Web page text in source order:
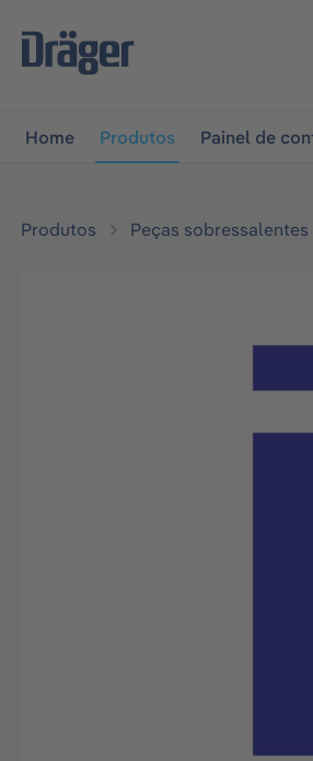
a navegação principal
Home Produtos Painel de
Produtos Peças